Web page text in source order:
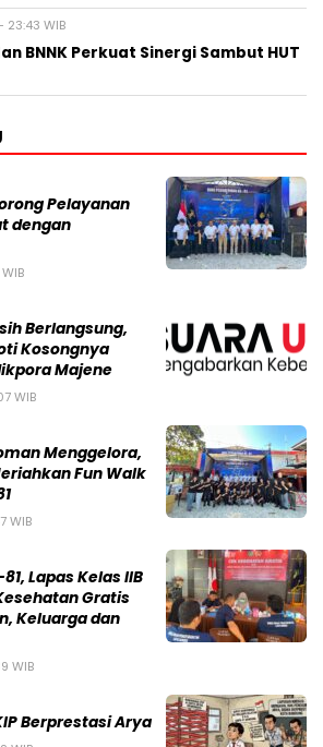
WIB
BNNK Perkuat Sinergi Sambut HUT
Pelayanan
dengan
Berlangsung,
Kosongnya
Majene
WIB
Menggelora,
Fun Walk
WIB
Lapas Kelas IIB
Gratis
Keluarga dan
WIB
Berprestasi Arya